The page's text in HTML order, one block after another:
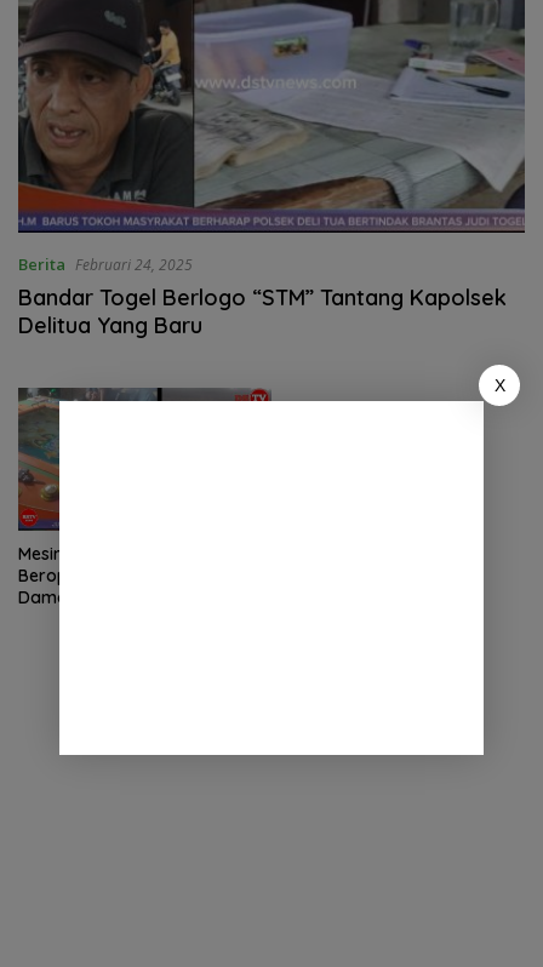
Berita Februari 24, 2025
Bandar Togel Berlogo “STM” Tantang Kapolsek
Delitua Yang Baru
Mesin Judi Tembak Ikan Bebas
Beroperasi Di Desa Cinta
Damai, Polsek Patumbak Tutup
X